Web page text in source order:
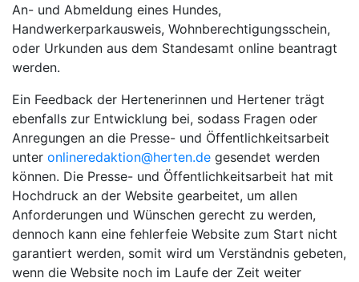
An- und Abmeldung eines Hundes,
Handwerkerparkausweis, Wohnberechtigungsschein,
oder Urkunden aus dem Standesamt online beantragt
werden.
Ein Feedback der Hertenerinnen und Hertener trägt
ebenfalls zur Entwicklung bei, sodass Fragen oder
Anregungen an die Presse- und Öffentlichkeitsarbeit
unter onlineredaktion@herten.de gesendet werden
können. Die Presse- und Öffentlichkeitsarbeit hat mit
Hochdruck an der Website gearbeitet, um allen
Anforderungen und Wünschen gerecht zu werden,
dennoch kann eine fehlerfeie Website zum Start nicht
garantiert werden, somit wird um Verständnis gebeten,
wenn die Website noch im Laufe der Zeit weiter